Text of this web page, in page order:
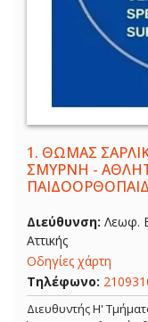
1. ΘΩΜΑΣ
ΣΜΥΡΝΗ -
Διεύθυνση: Λεωφ.
Αττικής
Οδηγίες χάρτη
Τηλέφωνο:
Διευθυντής Η'